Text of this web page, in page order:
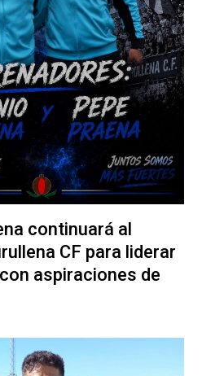
continuará al
CF para liderar
aspiraciones de